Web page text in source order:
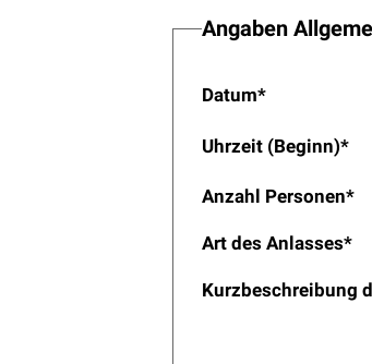
Angaben
Datum*
Uhrzeit (Beginn)*
Anzahl Personen*
Art des Anlasses*
Kurzbeschreibung